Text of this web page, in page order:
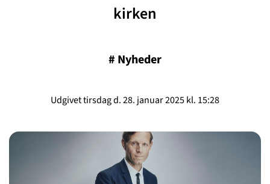
kirken
# Nyheder
Udgivet tirsdag d. 28. januar 2025 kl. 15:28